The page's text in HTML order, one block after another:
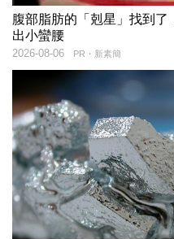
腹部脂肪的「剋星」找到
出小蠻腰
PR・新素簡
2026-08-06